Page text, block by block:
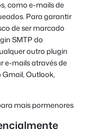
como e-mails de
Para garantir
de ser marcado
SMTP do
outro plugin
e-mails através de
Outlook,
mais pormenores